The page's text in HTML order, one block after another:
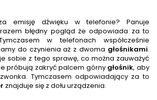
emisję dźwięku w telefonie? Panuje
błędny pogląd że odpowiada za to
w telefonach współcześnie
do czynienia aż z dwoma głośnikami.
sobie z tego sprawę, co można zauważyć
próbują zakryć palcem górny głośnik, aby
Tymczasem odpowiadający za to
znajduje się z dołu urządzenia.